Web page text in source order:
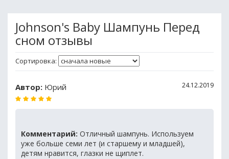
Johnson's Baby Шампунь Перед
сном отзывы
Сортировка:
Автор: Юрий 24.12.2019
Комментарий: Отличный шампунь. Используем
уже больше семи лет (и старшему и младшей),
детям нравится, глазки не щиплет.